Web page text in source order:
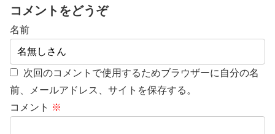
コメントをどうぞ
名前
次回のコメントで使用するためブラウザーに自分の名
前、メールアドレス、サイトを保存する。
コメント ※